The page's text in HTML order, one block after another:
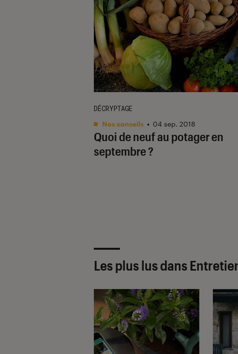
Quoi de neuf au potager en
septembre ?
DÉCRYPTAGE
Nos conseils • 04 sep. 2018
Les plus lus dans